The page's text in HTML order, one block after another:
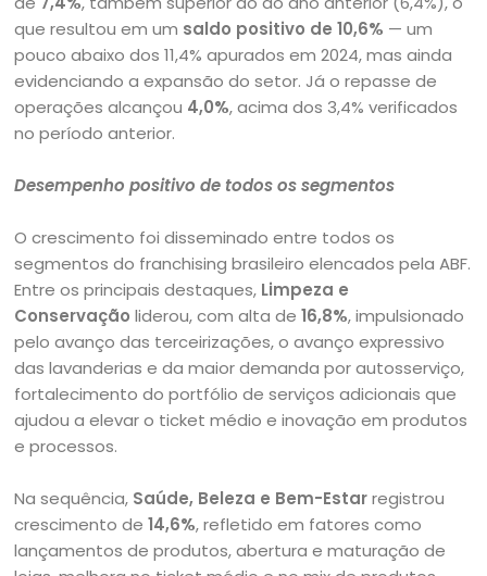
que resultou em um saldo positivo de 10,6% — um
pouco abaixo dos 11,4% apurados em 2024, mas ainda
evidenciando a expansão do setor. Já o repasse de
operações alcançou 4,0%, acima dos 3,4% verificados
no período anterior.
Desempenho positivo de todos os segmentos
O crescimento foi disseminado entre todos os
segmentos do franchising brasileiro elencados pela ABF.
Entre os principais destaques, Limpeza e
Conservação liderou, com alta de16,8%, impulsionado
pelo avanço das terceirizações, o avanço expressivo
das lavanderias e da maior demanda por autosserviço,
fortalecimento do portfólio de serviços adicionais que
ajudou a elevar o ticket médio e inovação em produtos
e processos.
Na sequência, Saúde, Beleza e Bem-Estarregistrou
crescimento de14,6%, refletido em fatores como
lançamentos de produtos, abertura e maturação de